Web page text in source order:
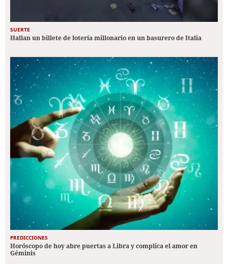
SUERTE
Hallan un billete de lotería millonario en un basurero de Italia
PREDICCIONES
Horóscopo de hoy abre puertas a Libra y complica el amor en
Géminis